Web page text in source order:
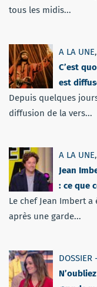
tous les midis...
A LA UNE,
C’est
est
Depuis quelques
diffusion de la vers...
A LA UNE,
Jean
: ce que
Le chef Jean Imbert
après une garde...
DOSSIER